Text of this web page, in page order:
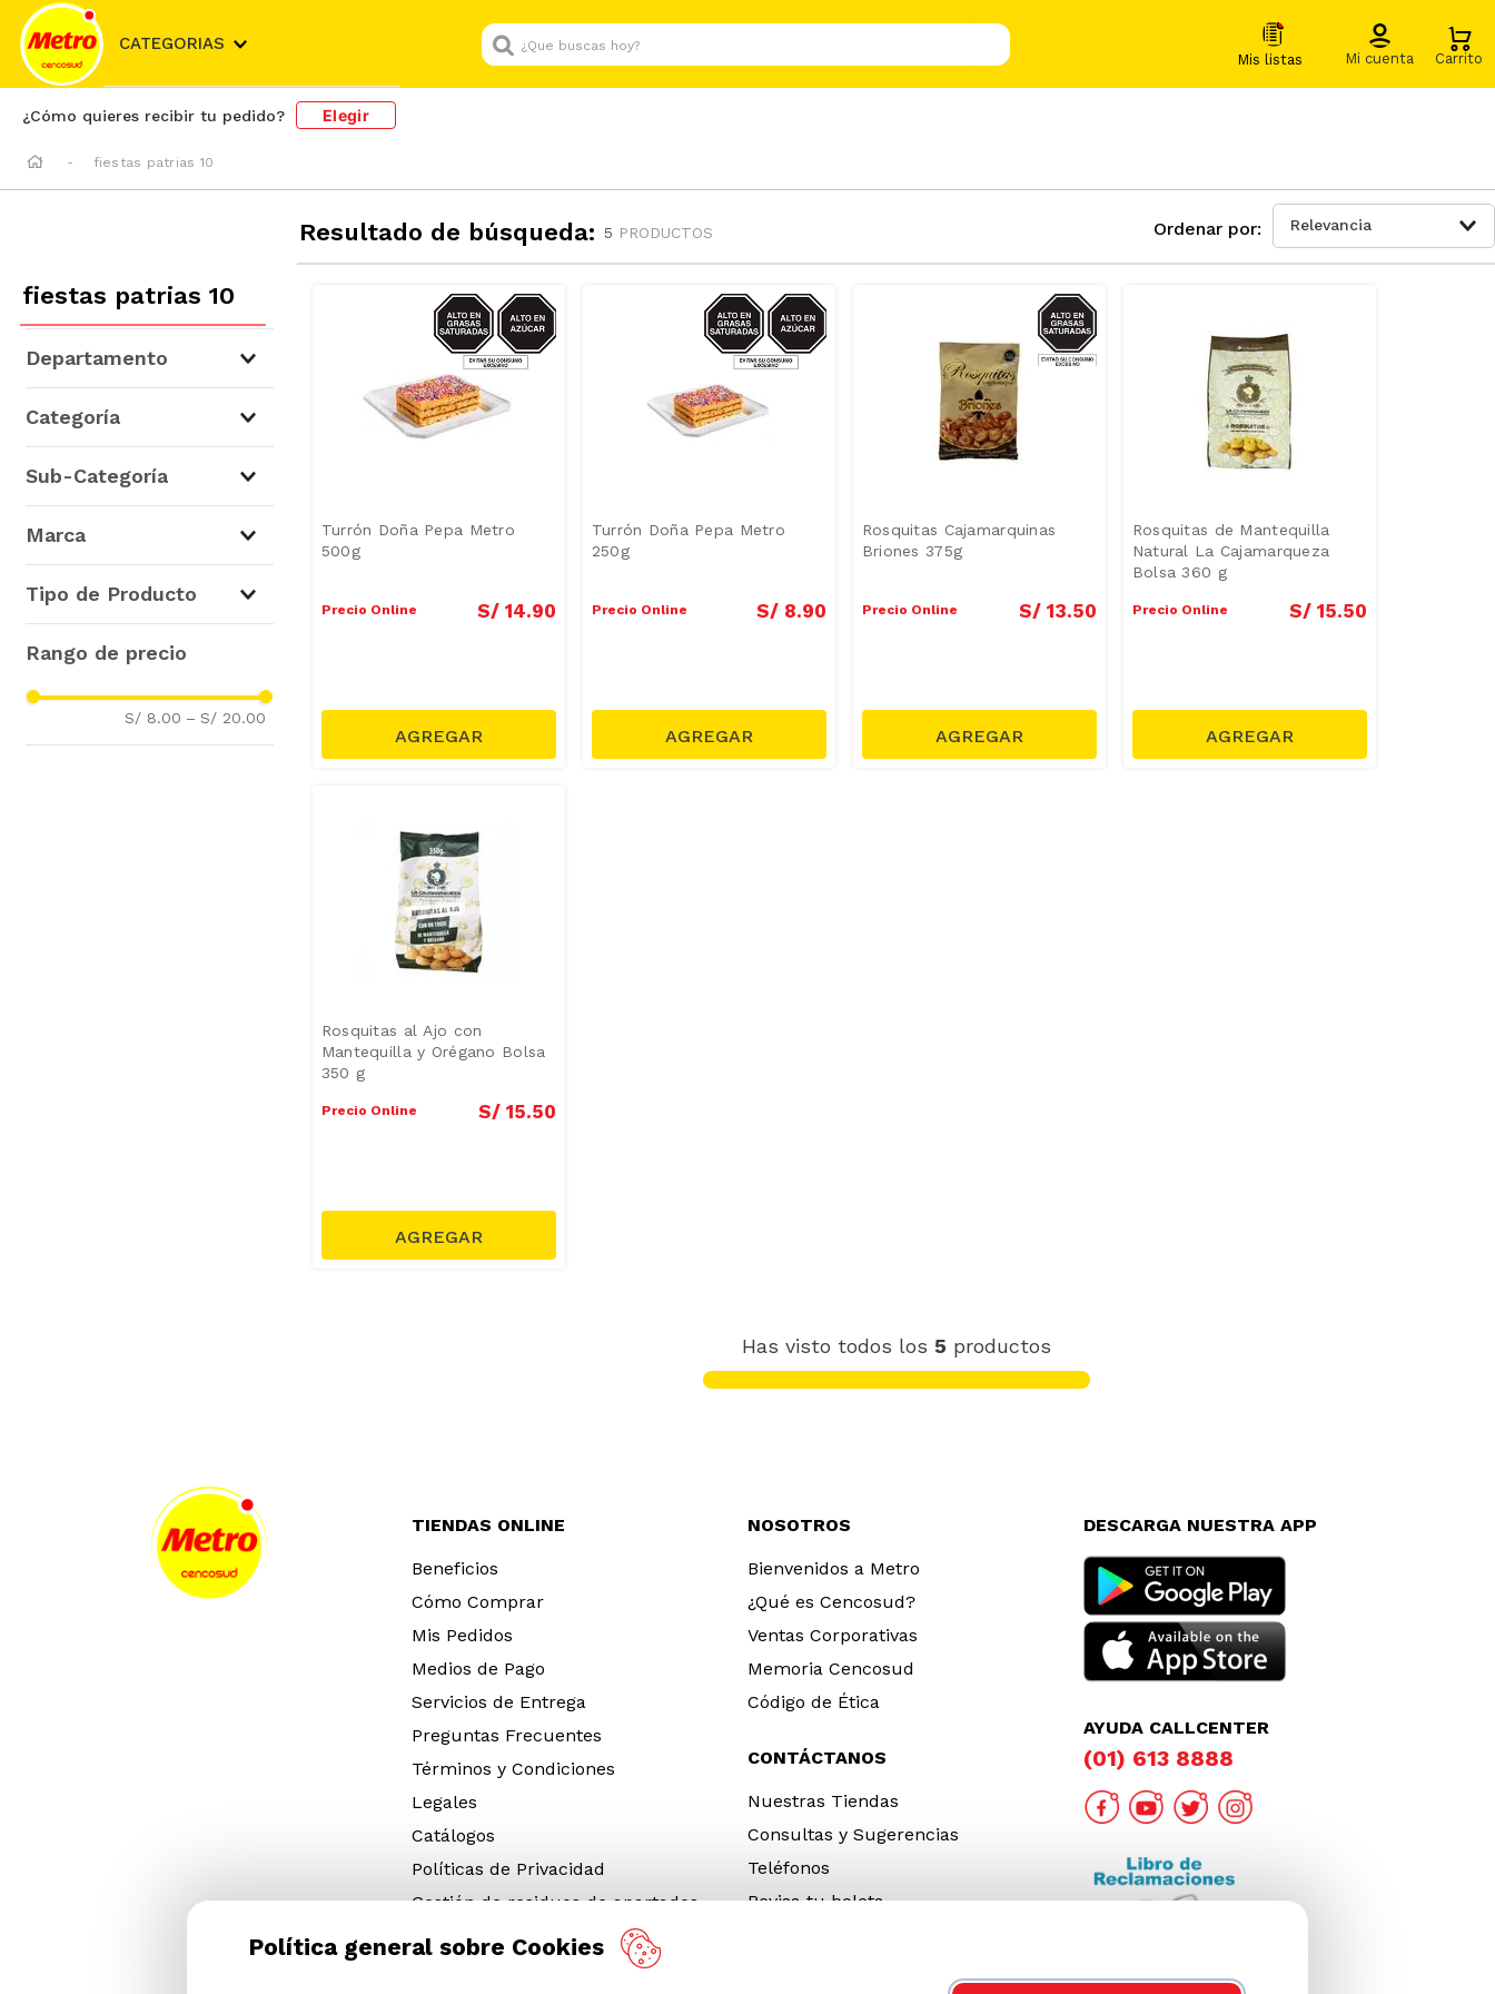
CATEGORIAS
¿Que buscas hoy?
¿Cómo quieres recibir tu pedido? Elegir
fiestas patrias 10
Resultado de búsqueda: 5 PRODUCTOS Relevancia
fiestas patrias 10
Departamento
Categoría
Sub-Categoría
(5)
Marca
Tipo de Producto
Otros Dulces
S/ 8.00 – S/ 20.00
AZUCAR/GRASAS-
SAT
Turrón Doña Pepa Metro
500g
Precio Online S/ 14.90
AZUCAR/GRASAS-
SAT
Turrón Doña Pepa Metro
250g
Precio Online S/ 8.90
GRASAS-
SAT
Rosquitas Cajamarquinas
Briones 375g
Precio Online S/ 13.50
Rosquitas de Mantequilla
Natural La Cajamarqueza
Bolsa 360 g
Precio Online S/ 15.50
Rosquitas al Ajo con
Mantequilla y Orégano Bolsa
350 g
Precio Online S/ 15.50
Has visto todos los5 productos
TIENDAS ONLINE
Beneficios
Cómo Comprar
Mis Pedidos
Medios de Pago
Servicios de Entrega
Preguntas Frecuentes
Términos y Condiciones
Legales
Catálogos
Políticas de Privacidad
Gestión de residuos de apartados
Gestión de Neumáticos Fuera de Uso
NOSOTROS
Bienvenidos a Metro
¿Qué es Cencosud?
Ventas Corporativas
Memoria Cencosud
Código de Ética
CONTÁCTANOS
Nuestras Tiendas
Consultas y Sugerencias
Teléfonos
Revisa tu boleta
DESCARGA NUESTRA APP
AYUDA CALLCENTER
(01) 613 8888
Política general sobre Cookies